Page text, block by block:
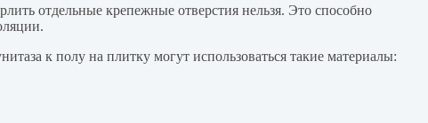
отдельные крепежные отверстия нельзя. Это способно
к полу на плитку могут использоваться такие материалы: